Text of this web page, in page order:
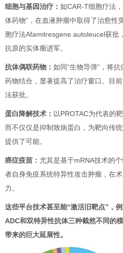
细胞与基因治疗： 如CAR-T细胞疗法
体药物”，在血液肿瘤中取得了治愈性
胞疗法Afamitresgene autoleucel获批
抗原的实体瘤进军。
抗体偶联药物： 如同“生物导弹”，将
药物结合，显著提高了治疗窗口。目
法获批。
蛋白降解技术： 以PROTAC为代表的
而不仅仅是抑制致病蛋白，为靶向传
提供了可能。
癌症疫苗： 尤其是基于mRNA技术的
者自身免疫系统特异性攻击肿瘤，在
力。
这些平台技术甚至能“激活旧靶点”，
ADC和双特异性抗体三种截然不同的
带来的巨大延展性。